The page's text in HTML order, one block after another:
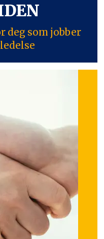
som jobber